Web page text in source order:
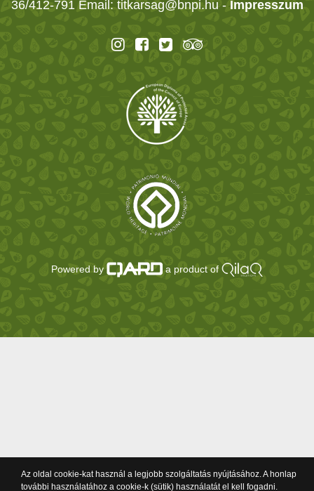
36/412-791 Email: titkarsag@bnpi.hu - Impresszum
Powered by a product of
Az oldal cookie-kat használ a legjobb szolgáltatás nyújtásához. A honlap
további használatához a cookie-k (sütik) használatát el kell fogadni.